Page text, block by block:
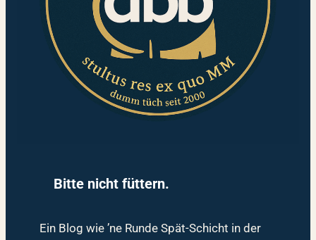
Bitte nicht füttern.
Ein Blog wie ’ne Runde Spät-Schicht in der